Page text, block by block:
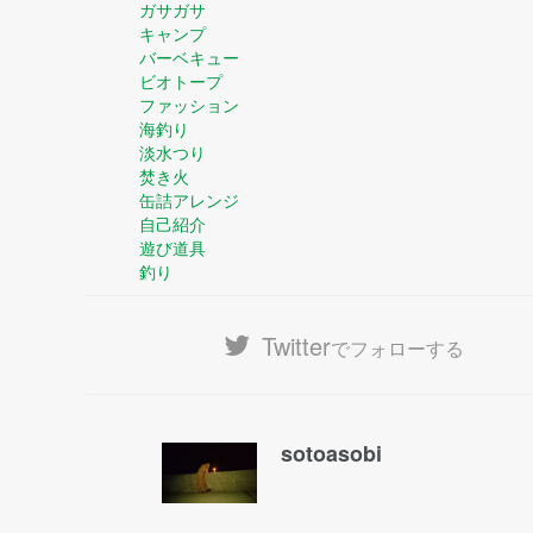
ガサガサ
キャンプ
バーベキュー
ビオトープ
ファッション
海釣り
淡水つり
焚き火
缶詰アレンジ
自己紹介
遊び道具
釣り
Twitterでフォローする
sotoasobi